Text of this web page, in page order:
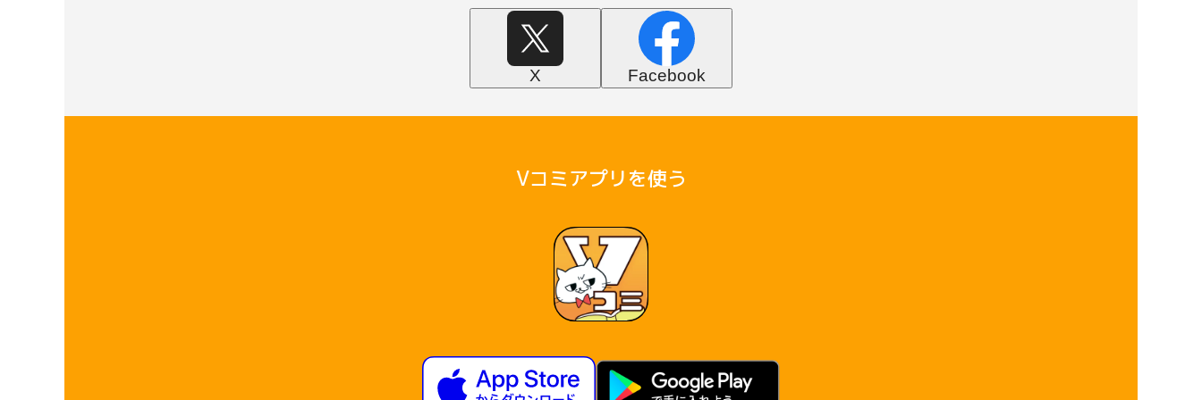
X Facebook
Vコミアプリを使う